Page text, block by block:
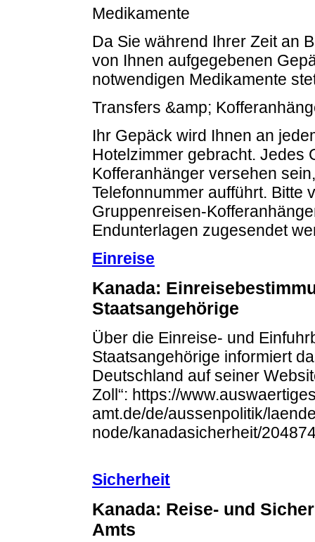
Medikamente
Da Sie während Ihrer Zeit an
von Ihnen aufgegebenen
notwendigen Medikamente
Transfers &amp;
Ihr Gepäck wird Ihnen an
Hotelzimmer gebracht. Jedes
Kofferanhänger versehen
Telefonnummer aufführt. Bitte
Gruppenreisen-
Endunterlagen zugesendet
Einreise
Kanada:
Staatsangehörige
Über die Einreise- und
Staatsangehörige informiert
Deutschland auf seiner
Zoll“: https://
amt.de/de/aussenpolitik/
node/kanadasicherheit/
Sicherheit
Kanada: Reise- und
Amts